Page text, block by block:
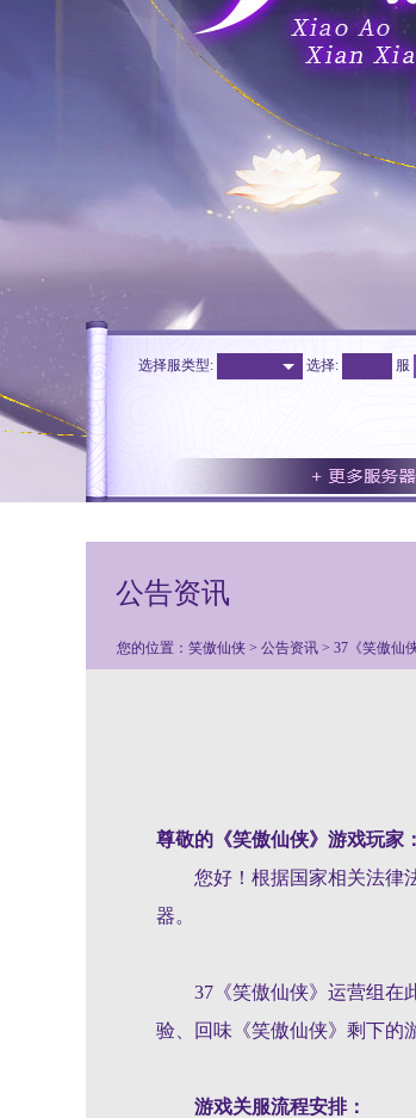
选择服类型: 选择: 服
公告资讯
您的位置： 笑傲仙侠 > 公告资讯 > 37《笑傲仙
尊敬的《笑傲仙侠》游戏玩家：
您好！根据国家相关法律法
器。
37《笑傲仙侠》运营组在
验、回味《笑傲仙侠》剩下的
游戏关服流程安排：